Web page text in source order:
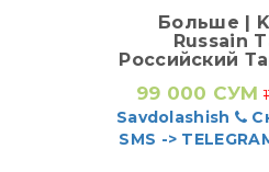
Больше |
Russain
Российский
99 000 СУМ
Savdolashish
SMS ->